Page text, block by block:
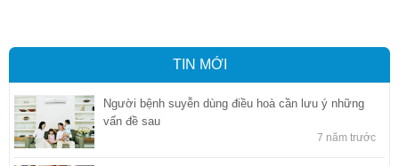
TIN MỚI
Người bệnh suyễn dùng điều hoà cần lưu ý những
vấn đề sau
7 năm trước